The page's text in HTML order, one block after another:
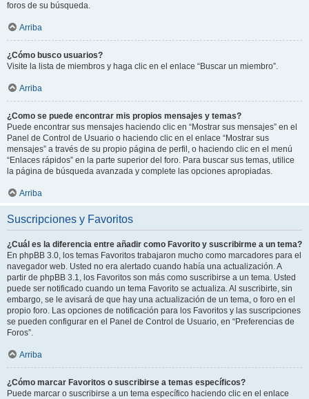
foros de su búsqueda.
Arriba
¿Cómo busco usuarios?
Visite la lista de miembros y haga clic en el enlace “Buscar un miembro”.
Arriba
¿Como se puede encontrar mis propios mensajes y temas?
Puede encontrar sus mensajes haciendo clic en “Mostrar sus mensajes” en el
Panel de Control de Usuario o haciendo clic en el enlace “Mostrar sus
mensajes” a través de su propio página de perfil, o haciendo clic en el menú
“Enlaces rápidos” en la parte superior del foro. Para buscar sus temas, utilice
la página de búsqueda avanzada y complete las opciones apropiadas.
Arriba
Suscripciones y Favoritos
¿Cuál es la diferencia entre añadir como Favorito y suscribirme a un tema?
En phpBB 3.0, los temas Favoritos trabajaron mucho como marcadores para el
navegador web. Usted no era alertado cuando había una actualización. A
partir de phpBB 3.1, los Favoritos son más como suscribirse a un tema. Usted
puede ser notificado cuando un tema Favorito se actualiza. Al suscribirte, sin
embargo, se le avisará de que hay una actualización de un tema, o foro en el
propio foro. Las opciones de notificación para los Favoritos y las suscripciones
se pueden configurar en el Panel de Control de Usuario, en “Preferencias de
Foros”.
Arriba
¿Cómo marcar Favoritos o suscribirse a temas específicos?
Puede marcar o suscribirse a un tema específico haciendo clic en el enlace